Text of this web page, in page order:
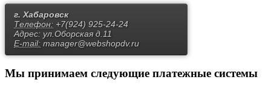
г. Хабаровск
Телефон: +7(924) 925-24-24
Адрес: ул.Оборская д.11
E-mail: manager@webshopdv.ru
Мы принимаем следующие платежные системы